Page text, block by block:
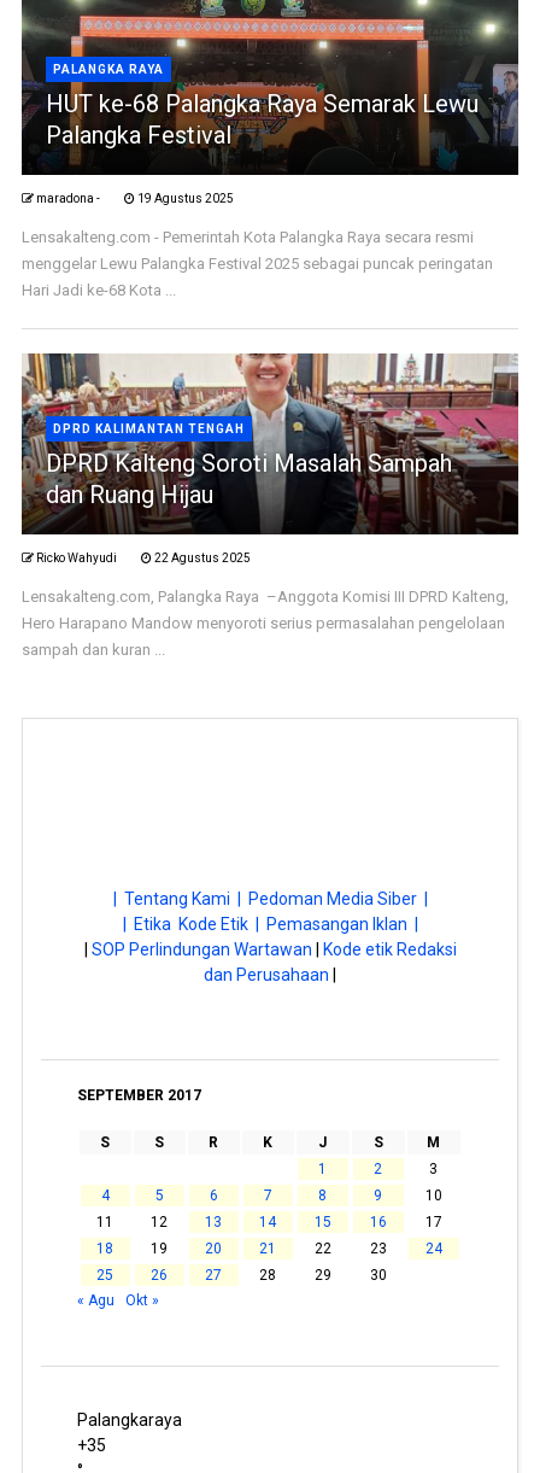
PALANGKA RAYA
HUT ke-68 Palangka Raya Semarak Lewu
Palangka Festival
maradona - 19 Agustus 2025
Lensakalteng.com - Pemerintah Kota Palangka Raya secara resmi
menggelar Lewu Palangka Festival 2025 sebagai puncak peringatan
Hari Jadi ke-68 Kota ...
DPRD KALIMANTAN TENGAH
DPRD Kalteng Soroti Masalah Sampah
dan Ruang Hijau
Ricko Wahyudi 22 Agustus 2025
Lensakalteng.com, Palangka Raya –Anggota Komisi III DPRD Kalteng,
Hero Harapano Mandow menyoroti serius permasalahan pengelolaan
sampah dan kuran ...
| Tentang Kami |
Pedoman Media Siber |
| Etika Kode Etik |
Pemasangan Iklan |
SOP Perlindungan Wartawan
Kode etik Redaksi
dan Perusahaan
SEPTEMBER 2017
S S R K J S
M
1
2
3
4
5 6 7 8 9
10
11
12 13 14 15 16
17
18
19 20 21 22 23
24
25
26 27 28 29
30
« Agu
Okt »
Palangkaraya
+35